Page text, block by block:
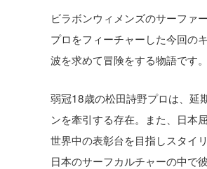
ビラボンウィメンズのサーファ
プロをフィーチャーした今回の
波を求めて冒険をする物語です。
弱冠18歳の松田詩野プロは、延
ンを牽引する存在。また、日本
世界中の表彰台を目指しスタイ
日本のサーフカルチャーの中で